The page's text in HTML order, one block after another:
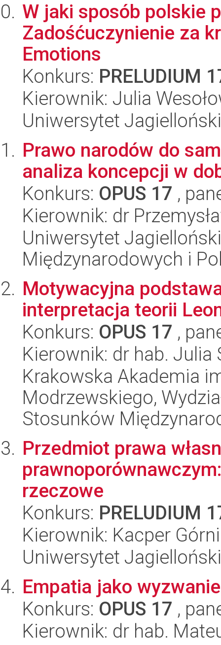
W jaki sposób polskie
Zadośćuczynienie za
Emotions
Konkurs: PRELUDIUM
Kierownik: Julia
Uniwersytet
Prawo narodów do
analiza koncepcji w
Konkurs: OPUS 17 ,
Kierownik: dr
Uniwersytet
Międzynarodowych i
Motywacyjna
interpretacja teorii
Konkurs: OPUS 17 ,
Kierownik: dr hab. Julia
Krakowska Akademia
Modrzewskiego,
Stosunków
Przedmiot prawa
rzeczowe
Konkurs: PRELUDIUM
Kierownik: Kacper
Uniwersytet Jagielloński
Empatia jako
Konkurs: OPUS 17 ,
Kierownik: dr hab.